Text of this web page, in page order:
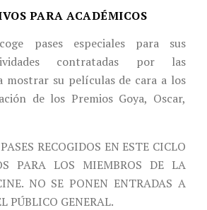
PARA ACADÉMICOS
pases especiales para sus
contratadas por las
mostrar su películas de cara a los
de los Premios Goya, Oscar,
RECOGIDOS EN ESTE CICLO
PARA LOS MIEMBROS DE LA
NO SE PONEN ENTRADAS A
PÚBLICO GENERAL.